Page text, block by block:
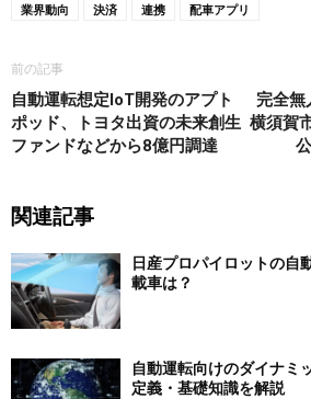
業界動向
決済 連携 配車アプリ
前の記事
自動運転想定IoT開発のアプト
ポッド、トヨタ出資の未来創生
ファンドなどから8億円調達
完全無
横須賀
関連記事
日産プロパイロットの自
載車は？
自動運転向けのダイナミ
定義・基礎知識を解説